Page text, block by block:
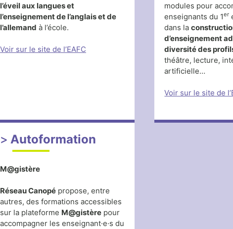
l’éveil aux langues et
l’enseignement de l’anglais et de
l’allemand à l’école.
Voir sur le site de l’EAFC
modules pour
enseignants du 1er
dans la
d’enseignement
diversité des
théâtre, lecture,
artificielle…
Voir sur le site de
Autoformation
M@gistère
Réseau Canopé propose, entre
autres, des formations accessibles
sur la plateforme M@gistère pour
accompagner les enseignant·e·s du